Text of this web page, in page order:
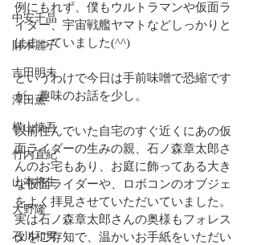
中安千晶
財木麗子
吉田明未
澤田薫
横山慎吾
竹内直紀
山本将生
大野隆
石川和男
例にもれず、僕もウルトラマンや仮面ラ
イダー、宇宙戦艦ヤマトなどしっかりと
はまっていました(^^)
というわけで今日は手前味噌で恐縮です
が、趣味のお話を少し。
以前住んでいた自宅のすぐ近くにあの仮
面ライダーの生みの親、石ノ森章太郎さ
んのお宅もあり、お庭に飾ってある大き
な仮面ライダーや、ロボコンのオブジェ
をよく拝見させていただいていました。
実は石ノ森章太郎さんの奥様もフォレス
タをご存知で、温かいお手紙をいただい